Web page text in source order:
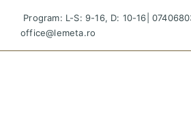
content
Program: L-S: 9-16, D: 10-16|
office@lemeta.ro